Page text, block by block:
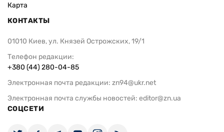
Карта
КОНТАКТЫ
01010 Киев, ул. Князей Острожских, 19/1
Телефон редакции:
+380 (44) 280-04-85
Электронная почта редакции: zn94@ukr.net
Электронная почта службы новостей: editor@zn.ua
СОЦСЕТИ